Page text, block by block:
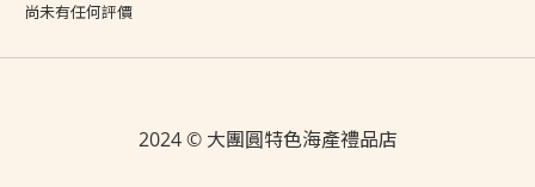
尚未有任何評價
2024 © 大團圓特色海產禮品店